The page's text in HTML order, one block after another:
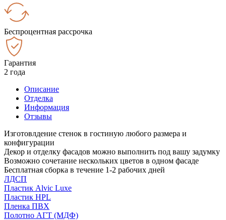
Беспроцентная рассрочка
Гарантия
2 года
Описание
Отделка
Информация
Отзывы
Изготовлдение стенок в гостиную любого размера и
конфигурации
Декор и отделку фасадов можно выполнить под вашу задумку
Возможно сочетание нескольких цветов в одном фасаде
Бесплатная сборка в течение 1-2 рабочих дней
ЛДСП
Пластик Alvic Luxe
Пластик HPL
Пленка ПВХ
Полотно АГТ (МДФ)